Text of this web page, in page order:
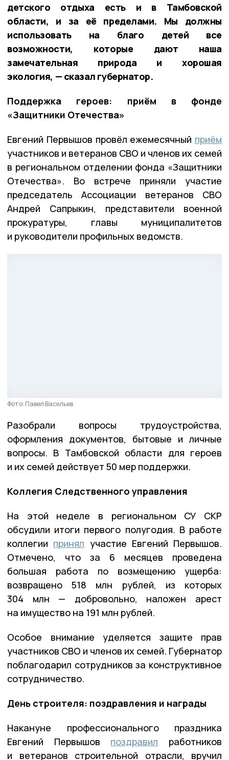
детского отдыха есть и в Тамбовской
области, и за её пределами. Мы должны
использовать на благо детей все
возможности, которые дают наша
замечательная природа и хорошая
экология, — сказал губернатор.
Поддержка героев: приём в фонде
«Защитники Отечества»
Евгений Первышов провёл ежемесячный приём
участников и ветеранов СВО и членов их семей
в региональном отделении фонда «Защитники
Отечества». Во встрече приняли участие
председатель Ассоциации ветеранов СВО
Андрей Сапрыкин, представители военной
прокуратуры, главы муниципалитетов
и руководители профильных ведомств.
Фото: Павел Васильев
Разобрали вопросы трудоустройства,
оформления документов, бытовые и личные
вопросы. В Тамбовской области для героев
и их семей действует 50 мер поддержки.
Коллегия Следственного управления
На этой неделе в региональном СУ СКР
обсудили итоги первого полугодия. В работе
коллегии принял участие Евгений Первышов.
Отмечено, что за 6 месяцев проведена
большая работа по возмещению ущерба:
возвращено 518 млн рублей, из которых
304 млн — добровольно, наложен арест
на имущество на 191 млн рублей.
Особое внимание уделяется защите прав
участников СВО и членов их семей. Губернатор
поблагодарил сотрудников за конструктивное
сотрудничество.
День строителя: поздравления и награды
Накануне профессионального праздника
Евгений Первышов поздравил работников
и ветеранов строительной отрасли, вручил